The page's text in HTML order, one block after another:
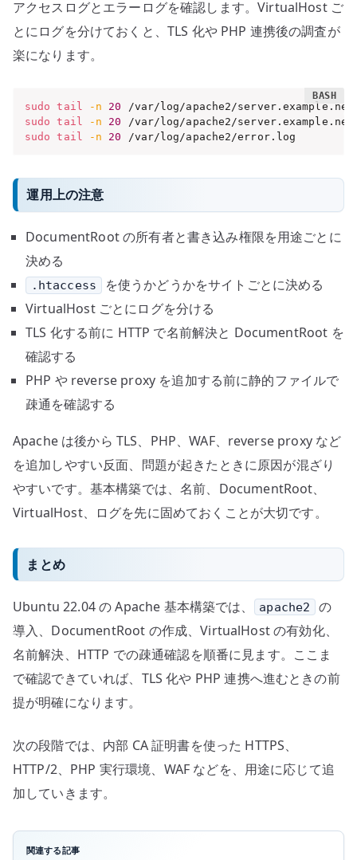
アクセスログとエラーログを確認します。VirtualHost ご
とにログを分けておくと、TLS 化や PHP 連携後の調査が
楽になります。
sudo tail -n
20
sudo
tail -n
20
sudo
tail -n 20 /var/log/apache2/error.log
運用上の注意
DocumentRoot の所有者と書き込み権限を用途ごとに
決める
.htaccess
を使うかどうかをサイトごとに決める
VirtualHost ごとにログを分ける
TLS 化する前に HTTP で名前解決と DocumentRoot を
確認する
PHP や reverse proxy を追加する前に静的ファイルで
疎通を確認する
Apache は後から TLS、PHP、WAF、reverse proxy など
を追加しやすい反面、問題が起きたときに原因が混ざり
やすいです。基本構築では、名前、DocumentRoot、
VirtualHost、ログを先に固めておくことが大切です。
まとめ
Ubuntu 22.04 の Apache 基本構築では、 apache2
の
導入、DocumentRoot の作成、VirtualHost の有効化、
名前解決、HTTP での疎通確認を順番に見ます。ここま
で確認できていれば、TLS 化や PHP 連携へ進むときの前
提が明確になります。
次の段階では、内部 CA 証明書を使った HTTPS、
HTTP/2、PHP 実行環境、WAF などを、用途に応じて追
加していきます。
関連する記事